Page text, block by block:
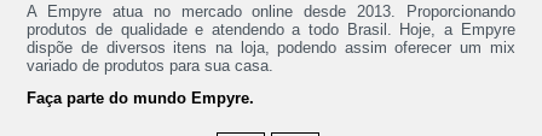
A Empyre atua no mercado online desde 2013. Proporcionando
produtos de qualidade e atendendo a todo Brasil. Hoje, a Empyre
dispõe de diversos itens na loja, podendo assim oferecer um mix
variado de produtos para sua casa.
Faça parte do mundo Empyre.